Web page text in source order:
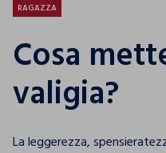
RAGAZZA
Cosa
valigia?
La leggerezza,